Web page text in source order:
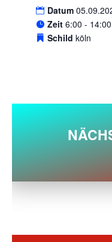
Datum
Zeit 6:00 - 14:00
Schild köln